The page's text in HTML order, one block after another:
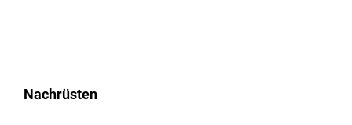
Nachrüsten